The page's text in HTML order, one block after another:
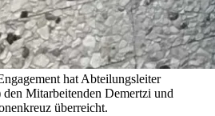
hat Abteilungsleiter
Mitarbeitenden Demertzi und
überreicht.